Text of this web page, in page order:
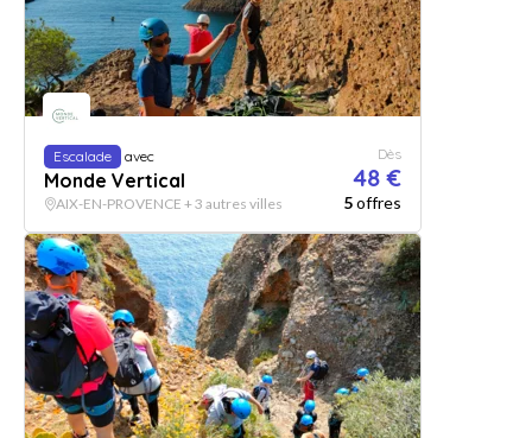
Escalade avec
Monde Vertical
Dès
48 €
AIX-EN-PROVENCE + 3 autres villes 5offres